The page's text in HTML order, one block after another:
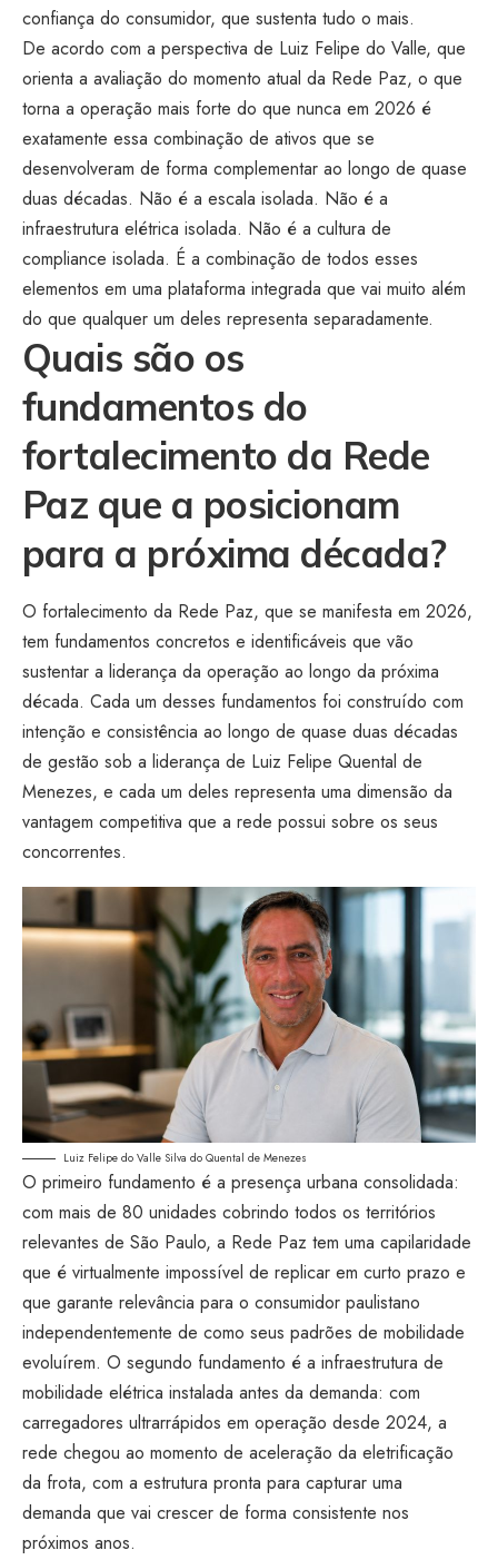
confiança do consumidor, que sustenta tudo o mais.
De acordo com a perspectiva de Luiz Felipe do Valle, que
orienta a avaliação do momento atual da Rede Paz, o que
torna a operação mais forte do que nunca em 2026 é
exatamente essa combinação de ativos que se
desenvolveram de forma complementar ao longo de quase
duas décadas. Não é a escala isolada. Não é a
infraestrutura elétrica isolada. Não é a cultura de
compliance isolada. É a combinação de todos esses
elementos em uma plataforma integrada que vai muito além
do que qualquer um deles representa separadamente.
Quais são os
fundamentos do
fortalecimento da Rede
Paz que a posicionam
para a próxima década?
O fortalecimento da Rede Paz, que se manifesta em 2026,
tem fundamentos concretos e identificáveis que vão
sustentar a liderança da operação ao longo da próxima
década. Cada um desses fundamentos foi construído com
intenção e consistência ao longo de quase duas décadas
de gestão sob a liderança de Luiz Felipe Quental de
Menezes, e cada um deles representa uma dimensão da
vantagem competitiva que a rede possui sobre os seus
concorrentes.
Luiz Felipe do Valle Silva do Quental de Menezes
O primeiro fundamento é a presença urbana consolidada:
com mais de 80 unidades cobrindo todos os territórios
relevantes de São Paulo, a Rede Paz tem uma capilaridade
que é virtualmente impossível de replicar em curto prazo e
que garante relevância para o consumidor paulistano
independentemente de como seus padrões de mobilidade
evoluírem. O segundo fundamento é a infraestrutura de
mobilidade elétrica instalada antes da demanda: com
carregadores ultrarrápidos em operação desde 2024, a
rede chegou ao momento de aceleração da eletrificação
da frota, com a estrutura pronta para capturar uma
demanda que vai crescer de forma consistente nos
próximos anos.